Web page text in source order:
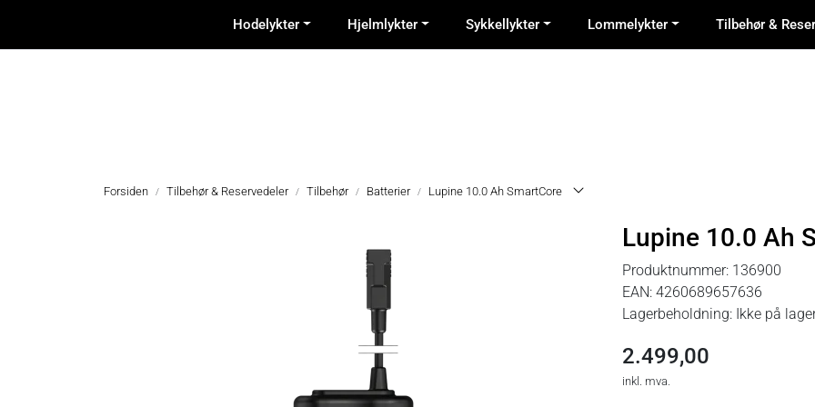
Hodelykter Hjelmlykter Sykkellykter Lommelykter Tilbehør &
Forsiden Tilbehør & Reservedeler Tilbehør Batterier Lupine 10.0 Ah SmartCore
Lupine 10.0 Ah
Produktnummer: 136900
EAN: 4260689657636
Lagerbeholdning: Ikke på
2.499,00
inkl. mva.